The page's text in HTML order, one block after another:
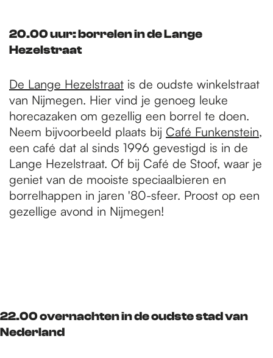
20.00 uur: borrelen in de Lange
Hezelstraat
De Lange Hezelstraat is de oudste winkelstraat
van Nijmegen. Hier vind je genoeg leuke
horecazaken om gezellig een borrel te doen.
Neem bijvoorbeeld plaats bij Café Funkenstein,
een café dat al sinds 1996 gevestigd is in de
Lange Hezelstraat. Of bij Café de Stoof, waar je
geniet van de mooiste speciaalbieren en
borrelhappen in jaren '80-sfeer. Proost op een
gezellige avond in Nijmegen!
22.00 overnachten in de oudste stad van
Nederland